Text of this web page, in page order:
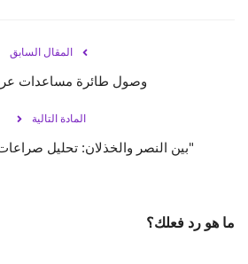
المقال السابق
وصول طائرة مساعدات
المادة التالية
"بين النصر والخذلان: تحليل
ما هو رد فعلك؟